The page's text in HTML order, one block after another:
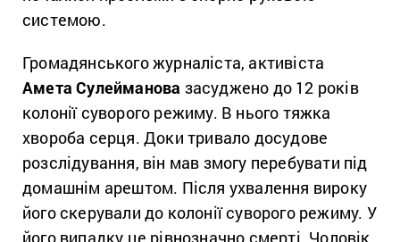
системою.
Громадянського журналіста, активіста
Амета Сулейманова засуджено до 12 років
колонії суворого режиму. В нього тяжка
хвороба серця. Доки тривало досудове
розслідування, він мав змогу перебувати під
домашнім арештом. Після ухвалення вироку
його скерували до колонії суворого режиму. У
його випадку це рівнозначно смерті. Чоловік